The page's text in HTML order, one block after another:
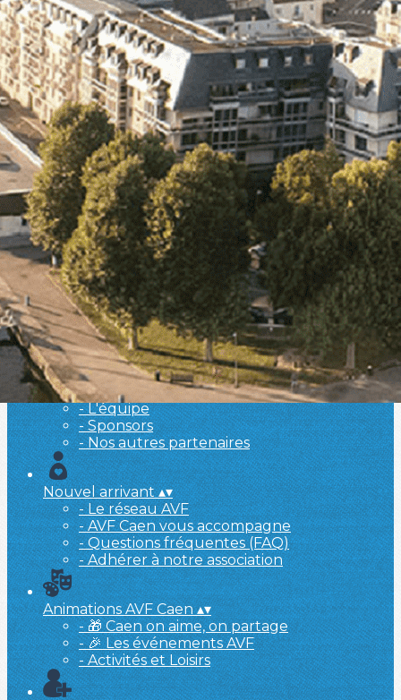
Exporter les lignes sélectionnées
Exporter toutes les colonnes
Exporter uniquement les colonnes affichées
Menu
<
>
- 🎁 Caen on aime, on partage
- 🎉 Les événements AVF
- Activités et Loisirs
Ajoutez un logo, un bouton, des réseaux sociaux
Cliquez pour éditer
L'association▴▾
- L'association
- Brochure
- L'équipe
- Sponsors
- Nos autres partenaires
Nouvel arrivant▴▾
- Le réseau AVF
- AVF Caen vous accompagne
- Questions fréquentes (FAQ)
- Adhérer à notre association
Animations AVF Caen▴▾
- 🎁 Caen on aime, on partage
- 🎉 Les événements AVF
- Activités et Loisirs